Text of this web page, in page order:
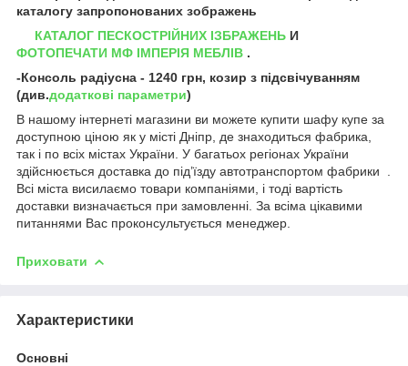
каталогу запропонованих зображень
КАТАЛОГ ПЕСКОСТРІЙНИХ ІЗБРАЖЕНЬ И
ФОТОПЕЧАТИ МФ ІМПЕРІЯ МЕБЛІВ .
-Консоль радіусна - 1240 грн, козир з підсвічуванням
(див.додаткові параметри)
В нашому інтернеті магазини ви можете купити шафу купе за
доступною ціною як у місті Дніпр, де знаходиться фабрика,
так і по всіх містах України. У багатьох регіонах України
здійснюється доставка до під’їзду автотранспортом фабрики .
Всі міста висилаємо товари компаніями, і тоді вартість
доставки визначається при замовленні. За всіма цікавими
питаннями Вас проконсультується менеджер.
Приховати
Характеристики
Основні